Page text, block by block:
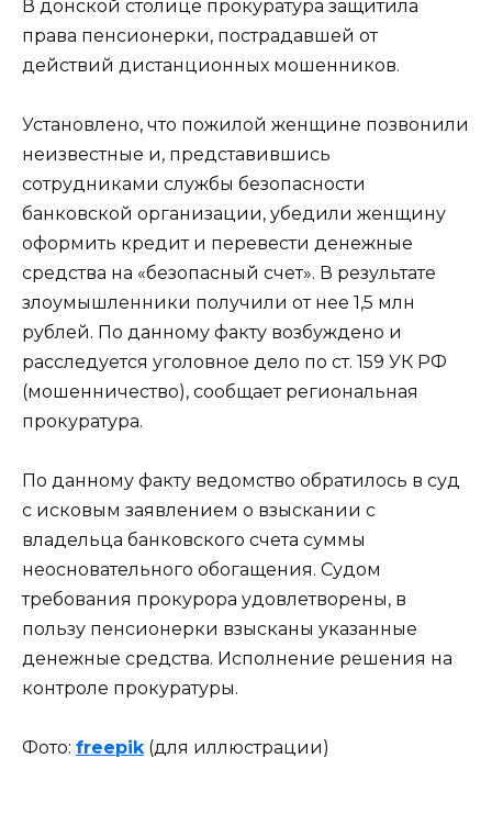
В донской столице прокуратура защитила
права пенсионерки, пострадавшей от
действий дистанционных мошенников.
Установлено, что пожилой женщине позвонили
неизвестные и, представившись
сотрудниками службы безопасности
банковской организации, убедили женщину
оформить кредит и перевести денежные
средства на «безопасный счет». В результате
злоумышленники получили от нее 1,5 млн
рублей. По данному факту возбуждено и
расследуется уголовное дело по ст. 159 УК РФ
(мошенничество), сообщает региональная
прокуратура.
По данному факту ведомство обратилось в суд
с исковым заявлением о взыскании с
владельца банковского счета суммы
неосновательного обогащения. Судом
требования прокурора удовлетворены, в
пользу пенсионерки взысканы указанные
денежные средства. Исполнение решения на
контроле прокуратуры.
Фото: freepik(для иллюстрации)